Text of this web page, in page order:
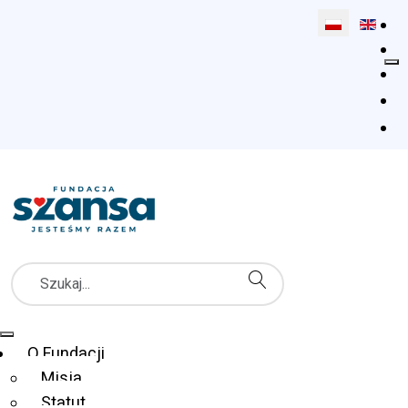
Wybierz
Szukaj
Menu Główne
O Fundacji
Misja
Statut